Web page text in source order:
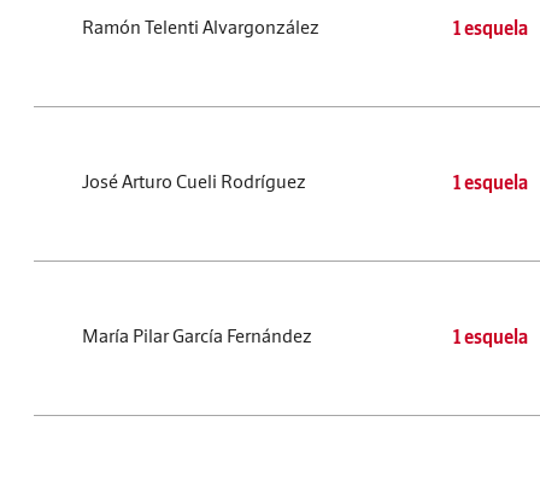
Ramón Telenti Alvargonzález 1 esquela
José Arturo Cueli Rodríguez 1 esquela
María Pilar García Fernández 1 esquela